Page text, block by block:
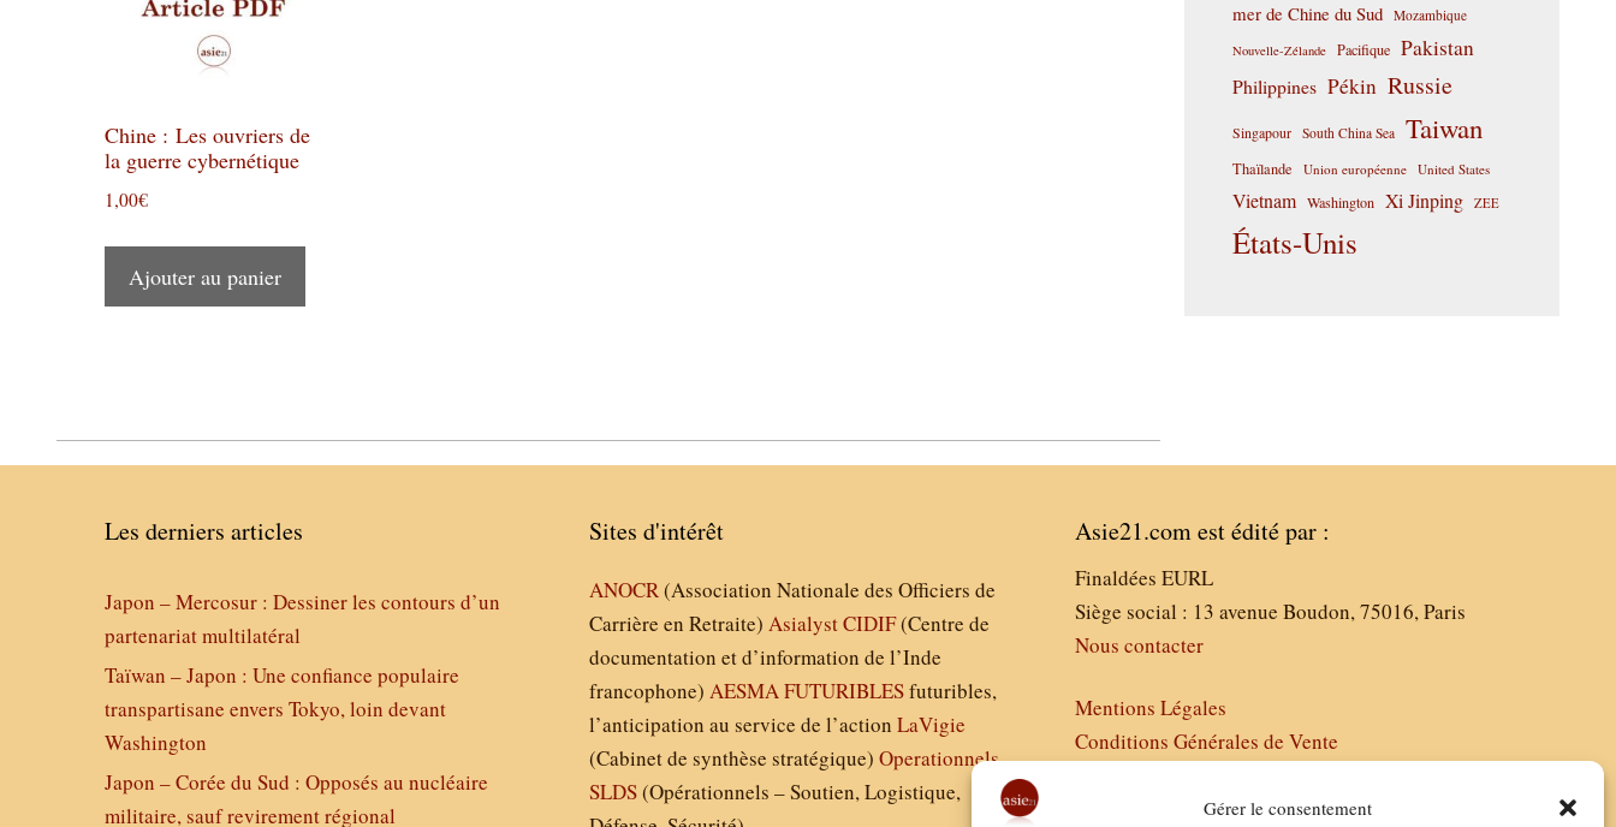
Gérer le consentement
Chine : Les ouvriers de
la guerre cybernétique
1,00€
Ajouter au panier
mer de Chine du Sud Mozambique
Nouvelle-Zélande Pacifique Pakistan
Philippines Pékin Russie
Singapour South China Sea Taiwan
Thaïlande Union européenne United States
Vietnam Washington Xi Jinping ZEE
États-Unis
Les derniers articles
Japon – Mercosur : Dessiner les contours d’un
partenariat multilatéral
Taïwan – Japon : Une confiance populaire
transpartisane envers Tokyo, loin devant
Washington
Japon – Corée du Sud : Opposés au nucléaire
militaire, sauf revirement régional
Sites d'intérêt
ANOCR(Association Nationale des Officiers de
Carrière en Retraite)AsialystCIDIF(Centre de
documentation et d’information de l’Inde
francophone)AESMAFUTURIBLESfuturibles,
l’anticipation au service de l’actionLaVigie
(Cabinet de synthèse stratégique)Operationnels
SLDS(Opérationnels – Soutien, Logistique,
Asie21.com est édité par :
Finaldées EURL
Siège social : 13 avenue Boudon, 75016, Paris
Nous contacter
Mentions Légales
Conditions Générales de Vente